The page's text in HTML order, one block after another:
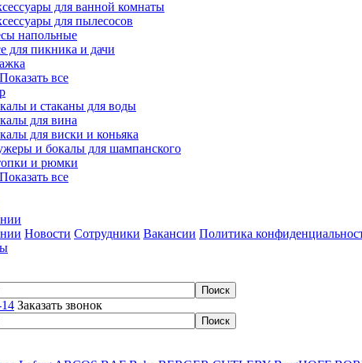
для ванной комнаты
для пылесосов
напольные
для пикника и дачи
все
и стаканы для воды
для вина
для виски и коньяка
и бокалы для шампанского
и рюмки
все
Новости Сотрудники Вакансии Политика
Заказать звонок